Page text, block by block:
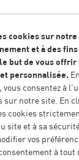
toutes nos
EN SAVOIR PLUS
cookies sur
et à des
but de vous offrir
personnalisée.
vous consentez à
sur notre site. En
cookies
site et à sa
vos
à tout